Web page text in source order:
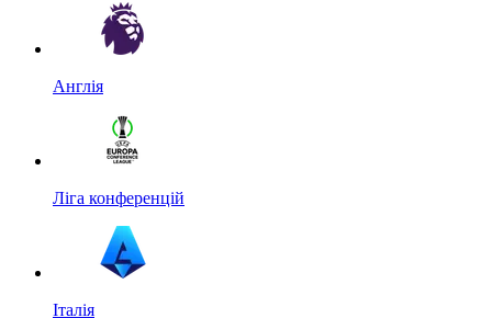
Англія
Ліга конференцій
Італія